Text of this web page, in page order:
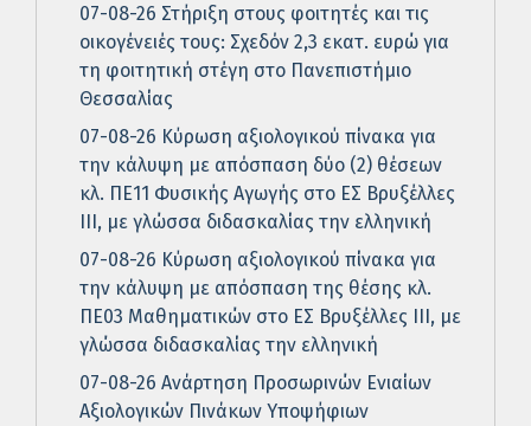
07-08-26 Στήριξη στους φοιτητές και τις
οικογένειές τους: Σχεδόν 2,3 εκατ. ευρώ για
τη φοιτητική στέγη στο Πανεπιστήμιο
Θεσσαλίας
07-08-26 Κύρωση αξιολογικού πίνακα για
την κάλυψη με απόσπαση δύο (2) θέσεων
κλ. ΠΕ11 Φυσικής Αγωγής στο ΕΣ Βρυξέλλες
ΙΙΙ, με γλώσσα διδασκαλίας την ελληνική
07-08-26 Κύρωση αξιολογικού πίνακα για
την κάλυψη με απόσπαση της θέσης κλ.
ΠΕ03 Μαθηματικών στο ΕΣ Βρυξέλλες ΙΙΙ, με
γλώσσα διδασκαλίας την ελληνική
07-08-26 Ανάρτηση Προσωρινών Ενιαίων
Αξιολογικών Πινάκων Υποψήφιων